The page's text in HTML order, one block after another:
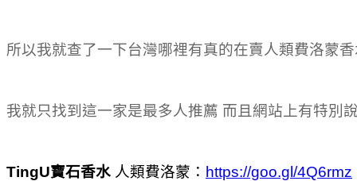
所以我就查了一下台灣哪裡有真的在賣人類費洛蒙香
我就只找到這一家是最多人推薦 而且網站上有特別說
TingU寶石香水 人類費洛蒙： https://goo.gl/4Q6rmz